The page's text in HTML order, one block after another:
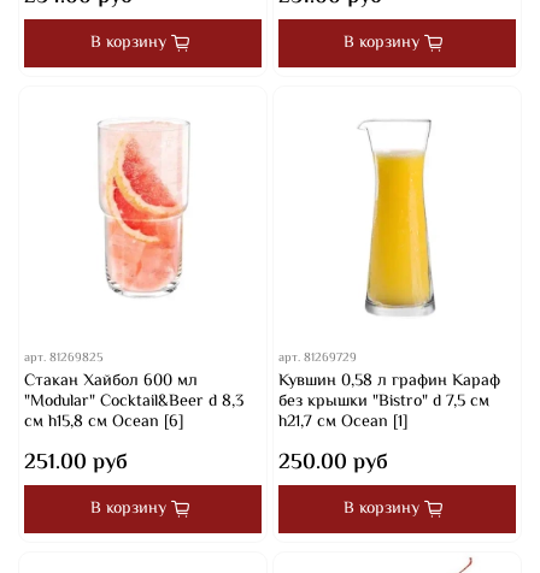
В корзину В корзину
арт.81269825
Стакан Хайбол 600 мл
"Modular" Cocktail&Beer d 8,3
см h15,8 см Ocean [6]
251.00 руб
В корзину
арт.81269729
Кувшин 0,58 л графин Караф
без крышки "Bistro" d 7,5 см
h21,7 см Ocean [1]
250.00 руб
В корзину